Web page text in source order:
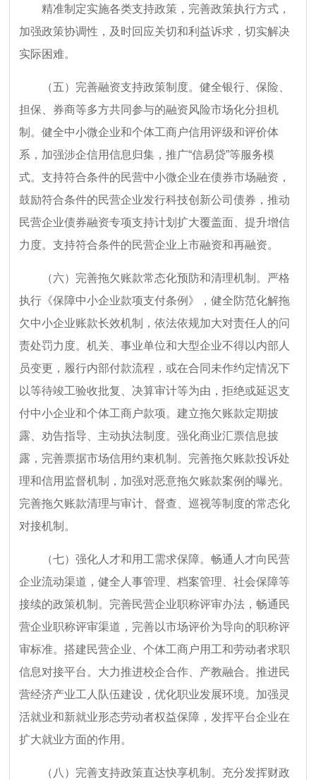
精准制定实施各类支持政策，完善政策执行方式，
加强政策协调性，及时回应关切和利益诉求，切实解决
实际困难。
（五）完善融资支持政策制度。健全银行、保险、
担保、券商等多方共同参与的融资风险市场化分担机
制。健全中小微企业和个体工商户信用评级和评价体
系，加强涉企信用信息归集，推广“信易贷”等服务模
式。支持符合条件的民营中小微企业在债券市场融资，
鼓励符合条件的民营企业发行科技创新公司债券，推动
民营企业债券融资专项支持计划扩大覆盖面、提升增信
力度。支持符合条件的民营企业上市融资和再融资。
（六）完善拖欠账款常态化预防和清理机制。严格
执行《保障中小企业款项支付条例》，健全防范化解拖
欠中小企业账款长效机制，依法依规加大对责任人的问
责处罚力度。机关、事业单位和大型企业不得以内部人
员变更，履行内部付款流程，或在合同未作约定情况下
以等待竣工验收批复、决算审计等为由，拒绝或延迟支
付中小企业和个体工商户款项。建立拖欠账款定期披
露、劝告指导、主动执法制度。强化商业汇票信息披
露，完善票据市场信用约束机制。完善拖欠账款投诉处
理和信用监督机制，加强对恶意拖欠账款案例的曝光。
完善拖欠账款清理与审计、督查、巡视等制度的常态化
对接机制。
（七）强化人才和用工需求保障。畅通人才向民营
企业流动渠道，健全人事管理、档案管理、社会保障等
接续的政策机制。完善民营企业职称评审办法，畅通民
营企业职称评审渠道，完善以市场评价为导向的职称评
审标准。搭建民营企业、个体工商户用工和劳动者求职
信息对接平台。大力推进校企合作、产教融合。推进民
营经济产业工人队伍建设，优化职业发展环境。加强灵
活就业和新就业形态劳动者权益保障，发挥平台企业在
扩大就业方面的作用。
（八）完善支持政策直达快享机制。充分发挥财政